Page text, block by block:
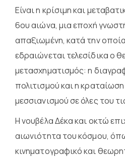
Είναι η κρίσιμη και
6ου αιώνα, μια εποχή
απαξιωμένη, κατά την οποία
εδραιώνεται τελεσίδικα ο
μετασχηματισμός: η
πολιτισμού και η
μεσσιανισμού σε όλες του
Η νουβέλα Δέκα και οκτώ
αιωνιότητα του κόσμου,
κινηματογραφικό και